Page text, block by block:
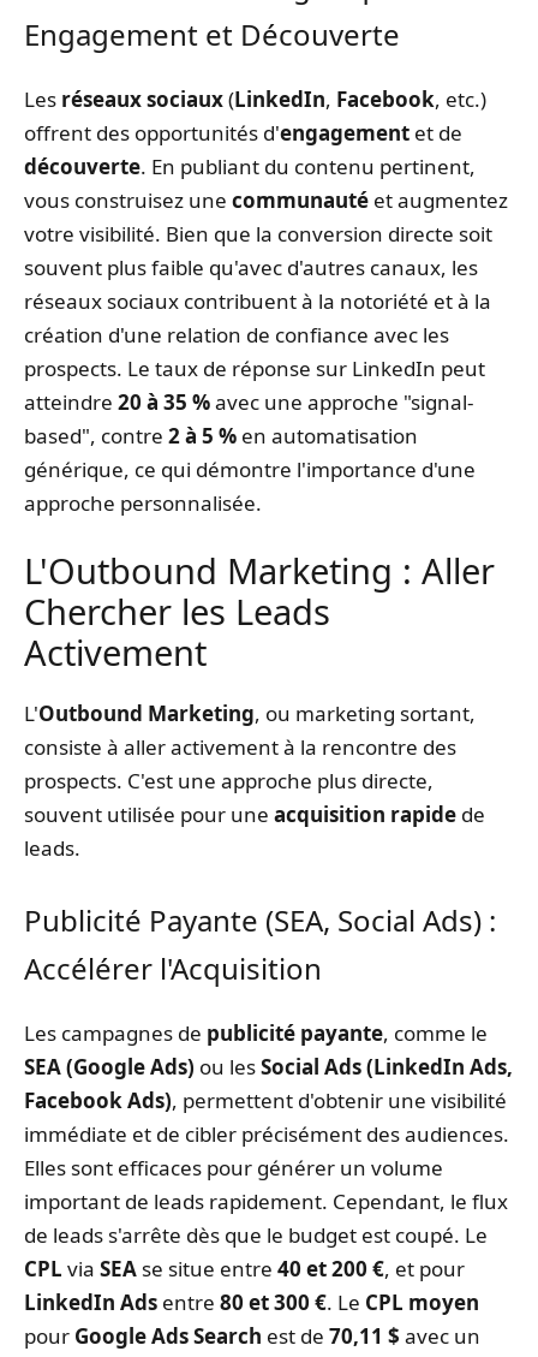
Engagement et Découverte
Les réseaux sociaux(LinkedIn, Facebook, etc.)
offrent des opportunités d'engagement et de
découverte. En publiant du contenu pertinent,
vous construisez une communauté et augmentez
votre visibilité. Bien que la conversion directe soit
souvent plus faible qu'avec d'autres canaux, les
réseaux sociaux contribuent à la notoriété et à la
création d'une relation de confiance avec les
prospects. Le taux de réponse sur LinkedIn peut
atteindre 20 à 35 %avec une approche "signal-
based", contre 2 à 5 % en automatisation
générique, ce qui démontre l'importance d'une
approche personnalisée.
L'Outbound Marketing : Aller
Chercher les Leads
Activement
L'Outbound Marketing, ou marketing sortant,
consiste à aller activement à la rencontre des
prospects. C'est une approche plus directe,
souvent utilisée pour une acquisition rapide de
leads.
Publicité Payante (SEA, Social Ads) :
Accélérer l'Acquisition
Les campagnes de publicité payante, comme le
SEA (Google Ads) ou lesSocial Ads (LinkedIn Ads,
Facebook Ads), permettent d'obtenir une visibilité
immédiate et de cibler précisément des audiences.
Elles sont efficaces pour générer un volume
important de leads rapidement. Cependant, le flux
de leads s'arrête dès que le budget est coupé. Le
CPL via SEA se situe entre 40 et 200 €, et pour
LinkedIn Ads entre 80 et 300 €. Le CPL moyen
pour Google Ads Search est de 70,11 $ avec un